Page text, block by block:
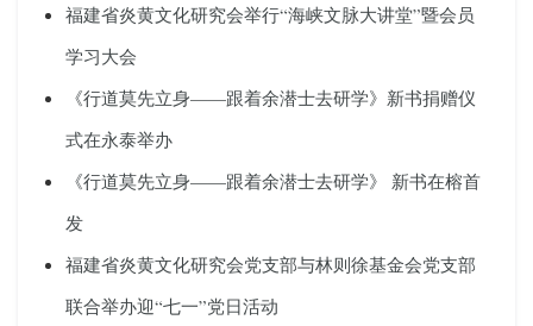
福建省炎黄文化研究会举行“海峡文脉大讲堂”暨会员
学习大会
《行道莫先立身——跟着余潜士去研学》新书捐赠仪
式在永泰举办
《行道莫先立身——跟着余潜士去研学》 新书在榕首
发
福建省炎黄文化研究会党支部与林则徐基金会党支部
联合举办迎“七一”党日活动